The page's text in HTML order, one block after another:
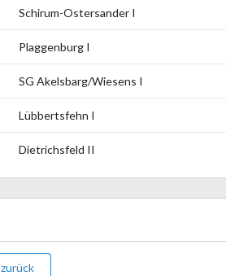
Schirum-Ostersander I
Plaggenburg I
SG Akelsbarg/Wiesens I
Lübbertsfehn I
Dietrichsfeld II
zurück